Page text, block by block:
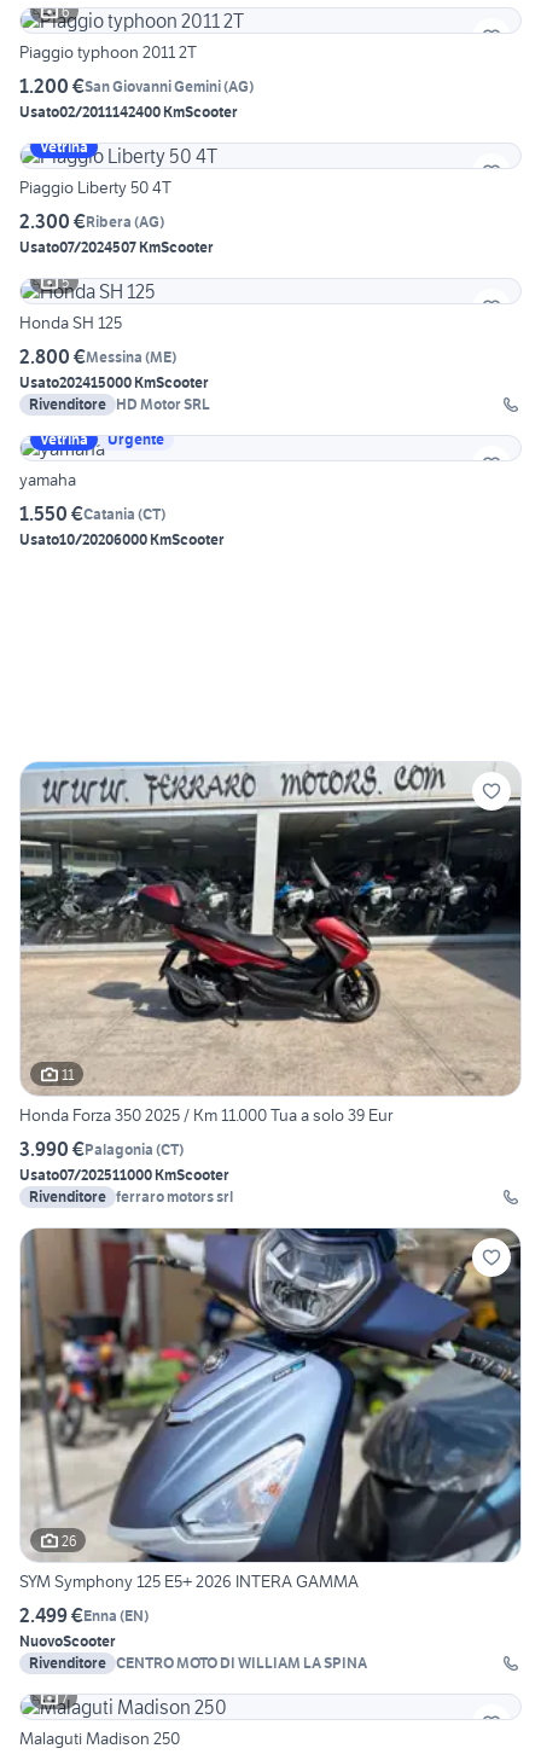
6
Piaggio typhoon 2011 2T
1.200 €San Giovanni Gemini(AG)
Usato02/2011142400 KmScooter
Vetrina
Piaggio Liberty 50 4T
2.300 €Ribera (AG)
Usato07/2024507 KmScooter
5
Honda SH 125
2.800 €Messina (ME)
Usato202415000 KmScooter
Rivenditore HD Motor SRL
Vetrina
Urgente
yamaha
1.550 €Catania (CT)
Usato10/20206000 KmScooter
11
Honda Forza 350 2025 / Km 11.000 Tua a solo 39 Eur
3.990 €Palagonia (CT)
Usato07/202511000 KmScooter
Rivenditore ferraro motors srl
26
SYM Symphony 125 E5+ 2026 INTERA GAMMA
2.499 €Enna (EN)
NuovoScooter
Rivenditore CENTRO MOTO DI WILLIAM LA SPINA
7
Malaguti Madison 250